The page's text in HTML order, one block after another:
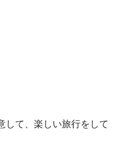
して、楽しい旅行をして